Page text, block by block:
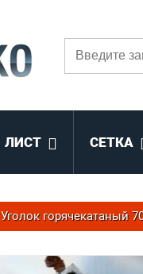
ЛИСТ СЕТКА
Уголок горячекатаный